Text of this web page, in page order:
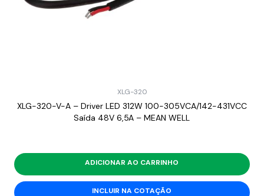
XLG-320
XLG-320-V-A – Driver LED 312W 100-305VCA/142-431VCC
Saída 48V 6,5A – MEAN WELL
ADICIONAR AO CARRINHO
INCLUIR NA COTAÇÃO